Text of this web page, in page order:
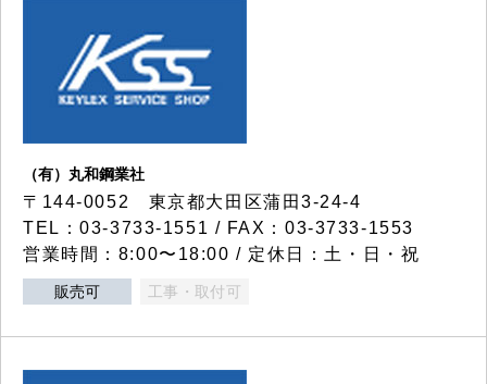
（有）丸和鋼業社
〒144-0052 東京都大田区蒲田3-24-4
TEL：03-3733-1551 / FAX：03-3733-1553
営業時間：8:00〜18:00 / 定休日：土・日・祝
販売可 工事・取付可